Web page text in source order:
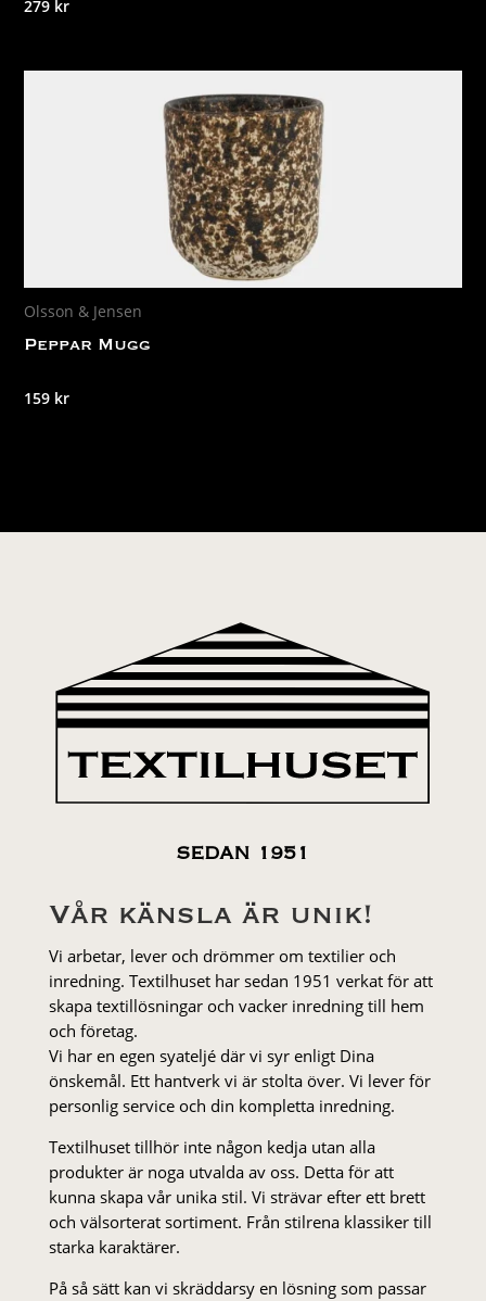
279 kr
Olsson & Jensen
Peppar Mugg
159 kr
SEDAN 1951
Vår känsla är unik!
Vi arbetar, lever och drömmer om textilier och
inredning. Textilhuset har sedan 1951 verkat för att
skapa textillösningar och vacker inredning till hem
och företag.
Vi har en egen syateljé där vi syr enligt Dina
önskemål. Ett hantverk vi är stolta över. Vi lever för
personlig service och din kompletta inredning.
Textilhuset tillhör inte någon kedja utan alla
produkter är noga utvalda av oss. Detta för att
kunna skapa vår unika stil. Vi strä­var efter ett brett
och välsorterat sor­ti­ment. Från stil­rena klas­siker till
starka karaktärer.
På så sätt kan vi skräddarsy en lösning som passar